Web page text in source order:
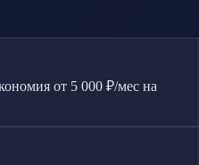
от 5 000 ₽/мес на